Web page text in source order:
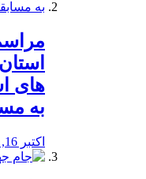
های
به
اکتبر 16, 2019